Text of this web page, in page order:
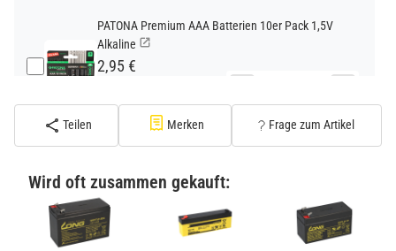
PATONA Premium AAA Batterien 10er Pack 1,5V
Alkaline
2,95 €
(Standard)
Lithium
2,99 €
inkl. 19% USt. zzgl.Versand
(Gefahrgut UN3090 Versand
+
Teilen Merken Frage zum Artikel
Wird oft zusammen gekauft: